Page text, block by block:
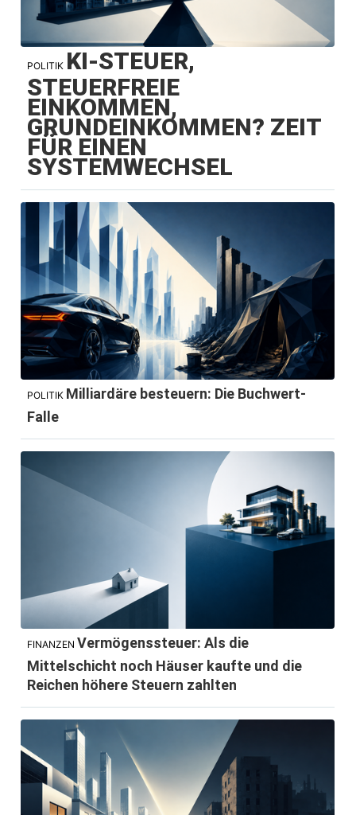
POLITIK KI-STEUER,
STEUERFREIE
EINKOMMEN,
GRUNDEINKOMMEN? ZEIT
FÜR EINEN
SYSTEMWECHSEL
POLITIK Milliardäre besteuern: Die Buchwert-
Falle
FINANZEN Vermögenssteuer: Als die
Mittelschicht noch Häuser kaufte und die
Reichen höhere Steuern zahlten